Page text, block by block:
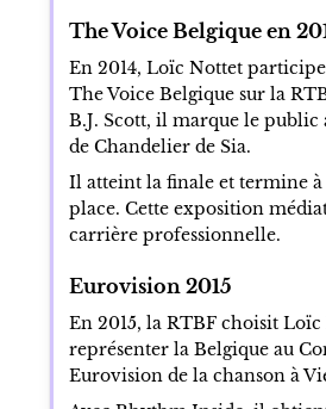
The Voice Belgique en
En 2014, Loïc Nottet participe
The Voice Belgique sur la
B.J. Scott, il marque le public
de Chandelier de Sia.
Il atteint la finale et termine
place. Cette exposition
carrière professionnelle.
Eurovision 2015
En 2015, la RTBF choisit
représenter la Belgique au
Eurovision de la chanson à